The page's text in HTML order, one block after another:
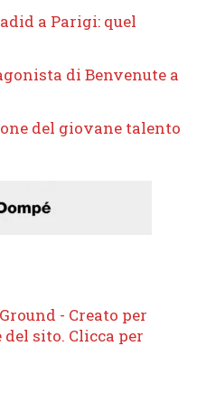
a Parigi: quel
di Benvenute a
del giovane talento